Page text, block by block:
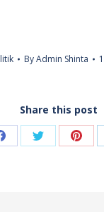
ByAdmin Shinta
Share this post
Share